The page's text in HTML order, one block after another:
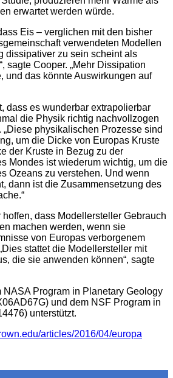
erwartet werden würde.
Eis – verglichen mit den bisher
verwendeten Modellen
dissipativer zu sein scheint als
sagte Cooper. „Mehr Dissipation
und das könnte Auswirkungen auf
dass es wunderbar extrapolierbar
die Physik richtig nachvollzogen
„Diese physikalischen Prozesse sind
um die Dicke von Europas Kruste
der Kruste in Bezug zu der
Mondes ist wiederum wichtig, um die
Ozeans zu verstehen. Und wenn
dann ist die Zusammensetzung des
dass Modellersteller Gebrauch
machen werden, wenn sie
von Europas verborgenem
stattet die Modellersteller mit
die sie anwenden können“, sagte
NASA Program in Planetary Geology
und dem NSF Program in
unterstützt.
articles/2016/04/europa